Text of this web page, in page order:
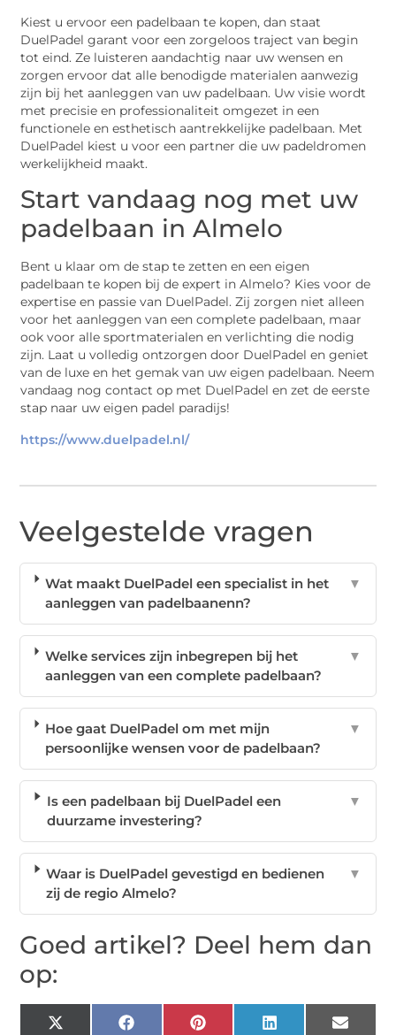
Kiest u ervoor een padelbaan te kopen, dan staat
DuelPadel garant voor een zorgeloos traject van begin
tot eind. Ze luisteren aandachtig naar uw wensen en
zorgen ervoor dat alle benodigde materialen aanwezig
zijn bij het aanleggen van uw padelbaan. Uw visie wordt
met precisie en professionaliteit omgezet in een
functionele en esthetisch aantrekkelijke padelbaan. Met
DuelPadel kiest u voor een partner die uw padeldromen
werkelijkheid maakt.
Start vandaag nog met uw
padelbaan in Almelo
Bent u klaar om de stap te zetten en een eigen
padelbaan te kopen bij de expert in Almelo? Kies voor de
expertise en passie van DuelPadel. Zij zorgen niet alleen
voor het aanleggen van een complete padelbaan, maar
ook voor alle sportmaterialen en verlichting die nodig
zijn. Laat u volledig ontzorgen door DuelPadel en geniet
van de luxe en het gemak van uw eigen padelbaan. Neem
vandaag nog contact op met DuelPadel en zet de eerste
stap naar uw eigen padel paradijs!
https://www.duelpadel.nl/
Veelgestelde vragen
Wat maakt DuelPadel een specialist in het
aanleggen van padelbaanenn?
▼
Welke services zijn inbegrepen bij het
aanleggen van een complete padelbaan?
▼
Hoe gaat DuelPadel om met mijn
persoonlijke wensen voor de padelbaan?
▼
Is een padelbaan bij DuelPadel een
duurzame investering?
▼
Waar is DuelPadel gevestigd en bedienen
zij de regio Almelo?
▼
Goed artikel? Deel hem dan
op:
X Facebook Pinterest LinkedIn Email